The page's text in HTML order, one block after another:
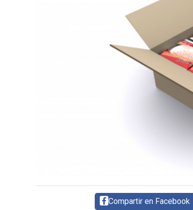
PREMIO
Compartir en Facebook